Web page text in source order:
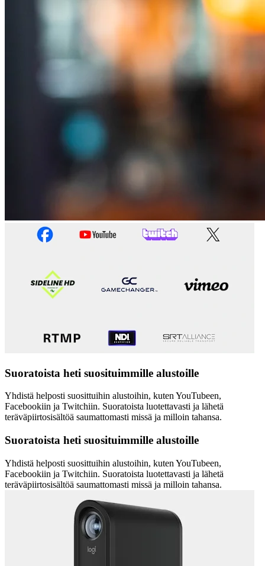
Suoratoista heti suosituimmille alustoille
Yhdistä helposti suosittuihin alustoihin, kuten YouTubeen,
Facebookiin ja Twitchiin. Suoratoista luotettavasti ja lähetä
teräväpiirtosisältöä saumattomasti missä ja milloin tahansa.
Suoratoista heti suosituimmille alustoille
Yhdistä helposti suosittuihin alustoihin, kuten YouTubeen,
Facebookiin ja Twitchiin. Suoratoista luotettavasti ja lähetä
teräväpiirtosisältöä saumattomasti missä ja milloin tahansa.